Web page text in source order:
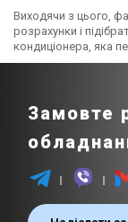
Виходячи з цього,
розрахунки і
кондиціонера, яка
Замовте